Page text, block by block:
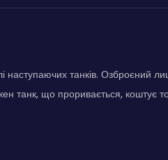
наступаючих танків. Озброєний
танк, що проривається, коштує